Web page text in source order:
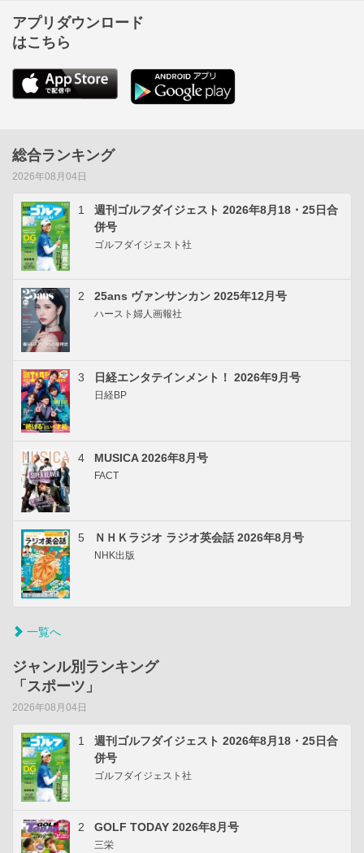
アプリダウンロード
はこちら
総合ランキング
2026年08月04日
1
週刊ゴルフダイジェスト 2026年8月18・25日合
併号
ゴルフダイジェスト社
2 25ans ヴァンサンカン 2025年12月号
ハースト婦人画報社
3 日経エンタテインメント！ 2026年9月号
日経BP
4 MUSICA 2026年8月号
FACT
5 ＮＨＫラジオ ラジオ英会話 2026年8月号
NHK出版
一覧へ
ジャンル別ランキング
「スポーツ」
2026年08月04日
1
週刊ゴルフダイジェスト 2026年8月18・25日合
併号
ゴルフダイジェスト社
2 GOLF TODAY 2026年8月号
三栄